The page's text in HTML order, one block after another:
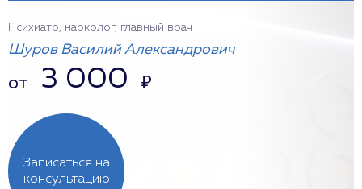
Записаться на
консультацию
Психиатр, нарколог, главный врач
Шуров Василий Александрович
от 3 000 ₽